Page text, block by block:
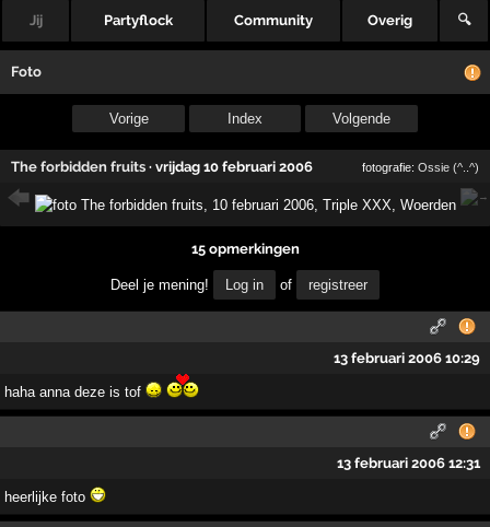
Jij Partyflock Community Overig 🔍
Foto
Vorige Index Volgende
The forbidden fruits ·vrijdag 10 februari 2006 fotografie: Ossie (^..^)
15 opmerkingen
Deel je mening! Log in of registreer
13 februari 2006 10:29
haha anna deze is tof
13 februari 2006 12:31
heerlijke foto